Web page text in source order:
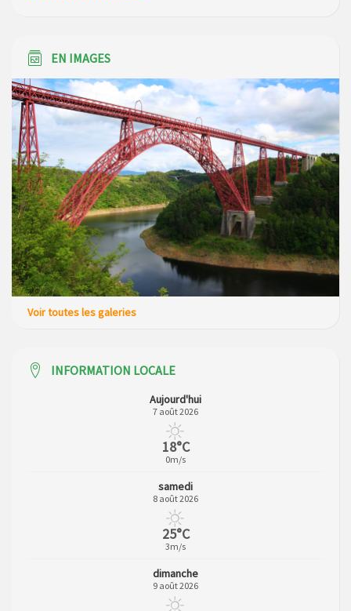
EN IMAGES
Voir toutes les galeries
INFORMATION LOCALE
Aujourd'hui
7 août 2026
18°C
0m/s
samedi
8 août 2026
25°C
3m/s
dimanche
9 août 2026